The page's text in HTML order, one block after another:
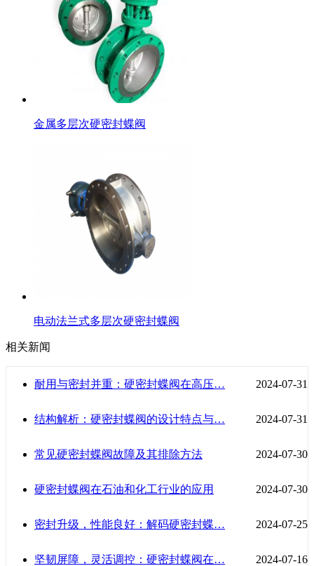
金属多层次硬密封蝶阀
电动法兰式多层次硬密封蝶阀
相关新闻
2024-07-31
耐用与密封并重：硬密封蝶阀在高压…
2024-07-31
结构解析：硬密封蝶阀的设计特点与…
2024-07-30
常见硬密封蝶阀故障及其排除方法
2024-07-30
硬密封蝶阀在石油和化工行业的应用
2024-07-25
密封升级，性能良好：解码硬密封蝶…
2024-07-16
坚韧屏障，灵活调控：硬密封蝶阀在…